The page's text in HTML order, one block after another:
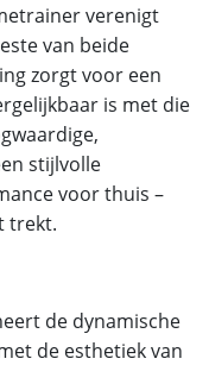
verenigt
van beide
zorgt voor een
is met die
stijlvolle
voor thuis –
trekt.
de dynamische
de esthetiek van